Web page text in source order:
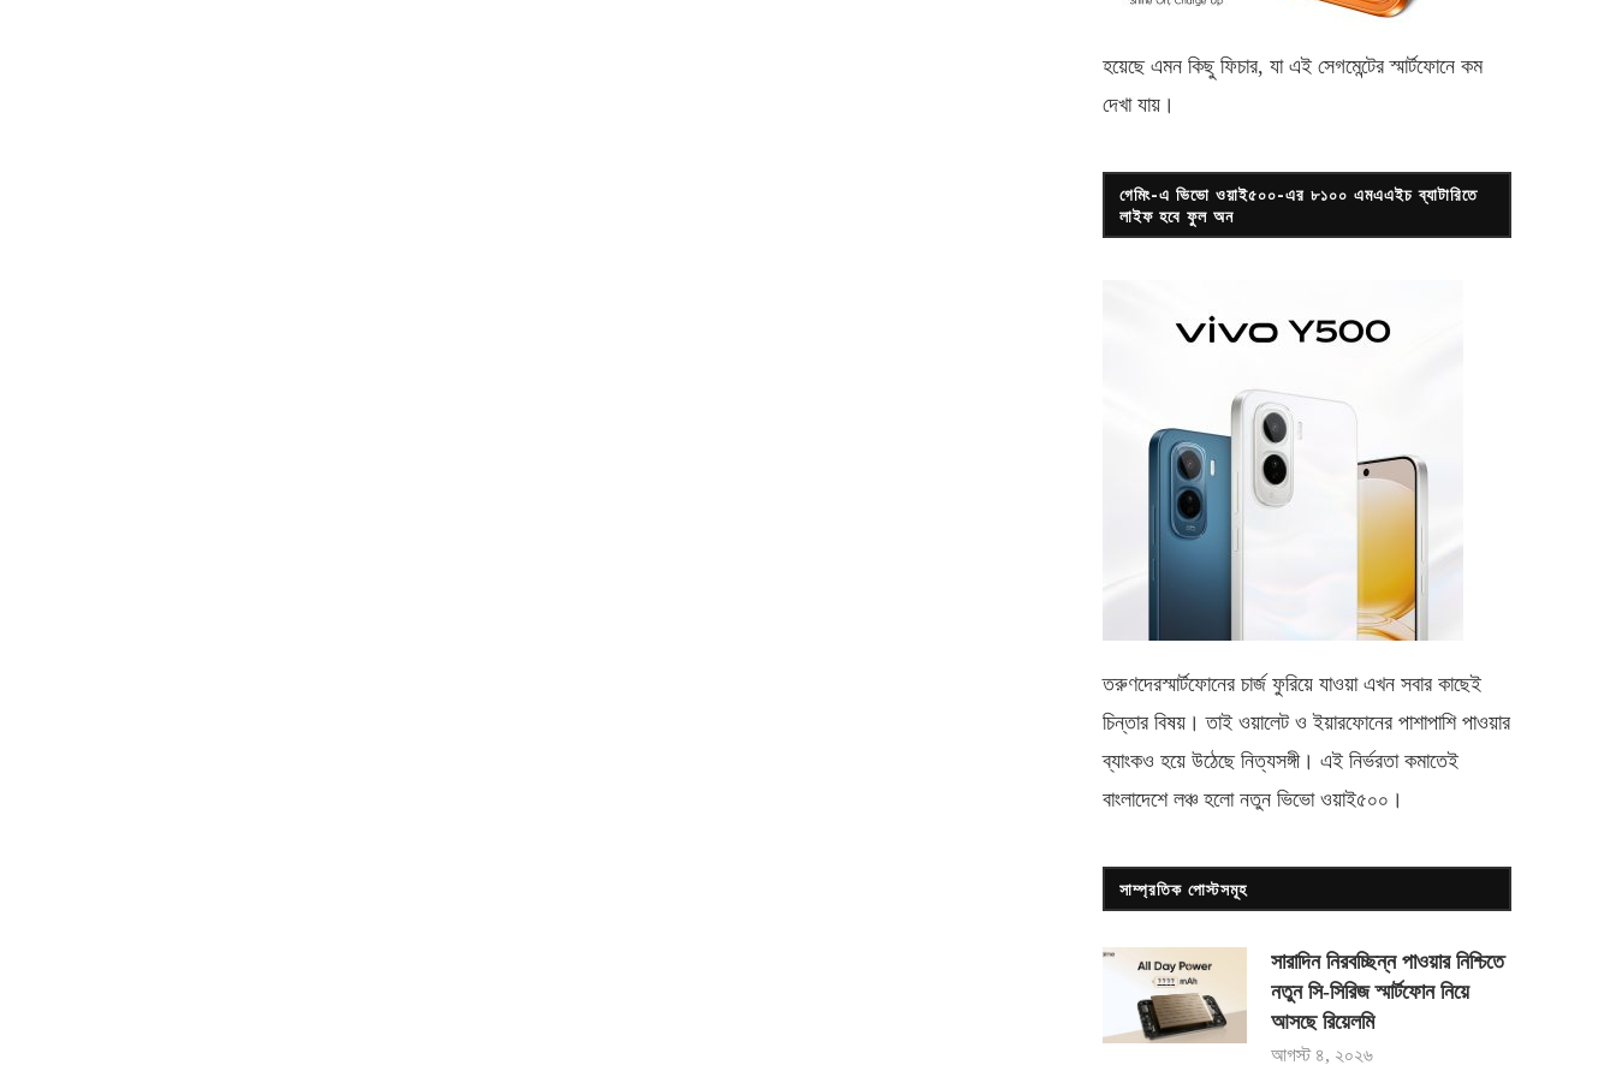
হয়েছে এমন কিছু ফিচার, যা এই সেগমেন্টের স্মার্টফোনে কম
দেখা যায়।
গেমিং-এ ভিভো ওয়াই৫০০-এর ৮১০০ এমএএইচ ব্যাটারিতে
লাইফ হবে ফুল অন
তরুণদেরস্মার্টফোনের চার্জ ফুরিয়ে যাওয়া এখন সবার কাছেই
চিন্তার বিষয়। তাই ওয়ালেট ও ইয়ারফোনের পাশাপাশি পাওয়ার
ব্যাংকও হয়ে উঠেছে নিত্যসঙ্গী। এই নির্ভরতা কমাতেই
বাংলাদেশে লঞ্চ হলো নতুন ভিভো ওয়াই৫০০ ।
সাম্প্রতিক পোস্টসমূহ
সারাদিন নিরবচ্ছিন্ন পাওয়ার নিশ্চিতে
নতুন সি-সিরিজ স্মার্টফোন নিয়ে
আসছে রিয়েলমি
আগস্ট ৪, ২০২৬